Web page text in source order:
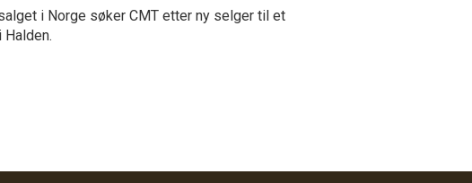
i Norge søker CMT etter ny selger til et